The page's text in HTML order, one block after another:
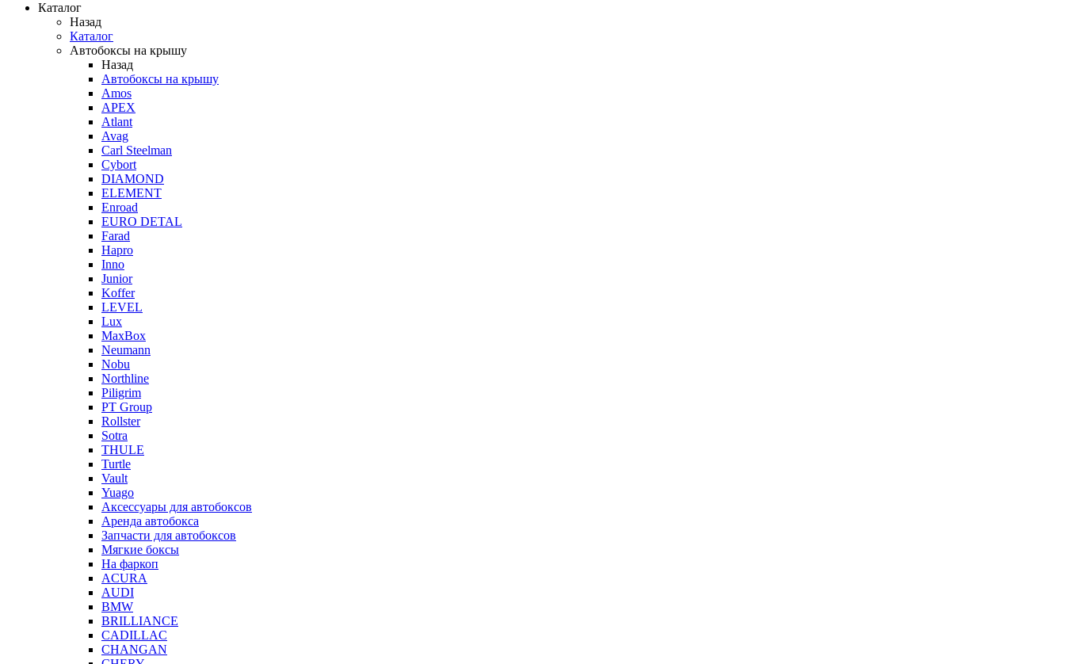
Каталог
Назад
Каталог
Автобоксы на крышу
Назад
Автобоксы на крышу
Amos
APEX
Atlant
Avag
Carl Steelman
Cybort
DIAMOND
ELEMENT
Enroad
EURO DETAL
Farad
Hapro
Inno
Junior
Koffer
LEVEL
Lux
MaxBox
Neumann
Nobu
Northline
Piligrim
PT Group
Rollster
Sotra
THULE
Turtle
Vault
Yuago
Аксессуары для автобоксов
Аренда автобокса
Запчасти для автобоксов
Мягкие боксы
На фаркоп
ACURA
AUDI
BMW
BRILLIANCE
CADILLAC
CHANGAN